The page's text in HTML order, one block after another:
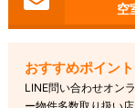
空
LINE問い合わせオン